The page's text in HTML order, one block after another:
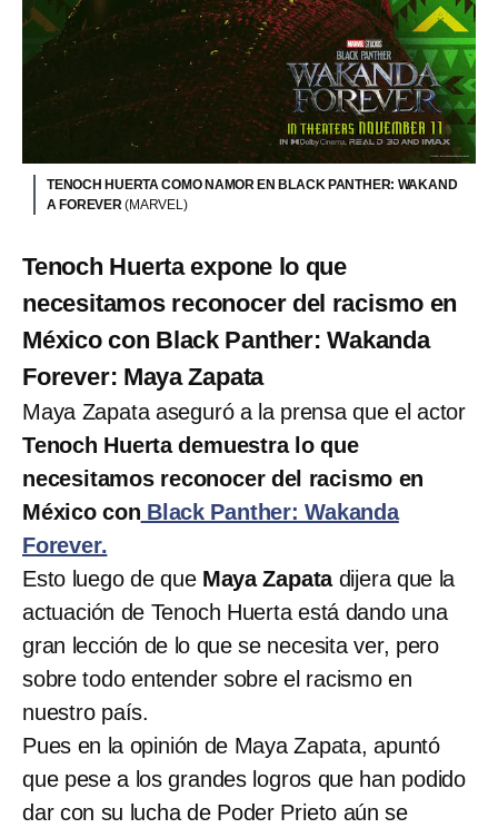
TENOCH HUERTA COMO NAMOR EN BLACK PANTHER: WAKAND
A FOREVER(MARVEL)
Tenoch Huerta expone lo que
necesitamos reconocer del racismo en
México con Black Panther: Wakanda
Forever: Maya Zapata
Maya Zapata aseguró a la prensa que el actor
Tenoch Huerta demuestra lo que
necesitamos reconocer del racismo en
México con Black Panther: Wakanda
Forever.
Esto luego de que Maya Zapata dijera que la
actuación de Tenoch Huerta está dando una
gran lección de lo que se necesita ver, pero
sobre todo entender sobre el racismo en
nuestro país.
Pues en la opinión de Maya Zapata, apuntó
que pese a los grandes logros que han podido
dar con su lucha de Poder Prieto aún se